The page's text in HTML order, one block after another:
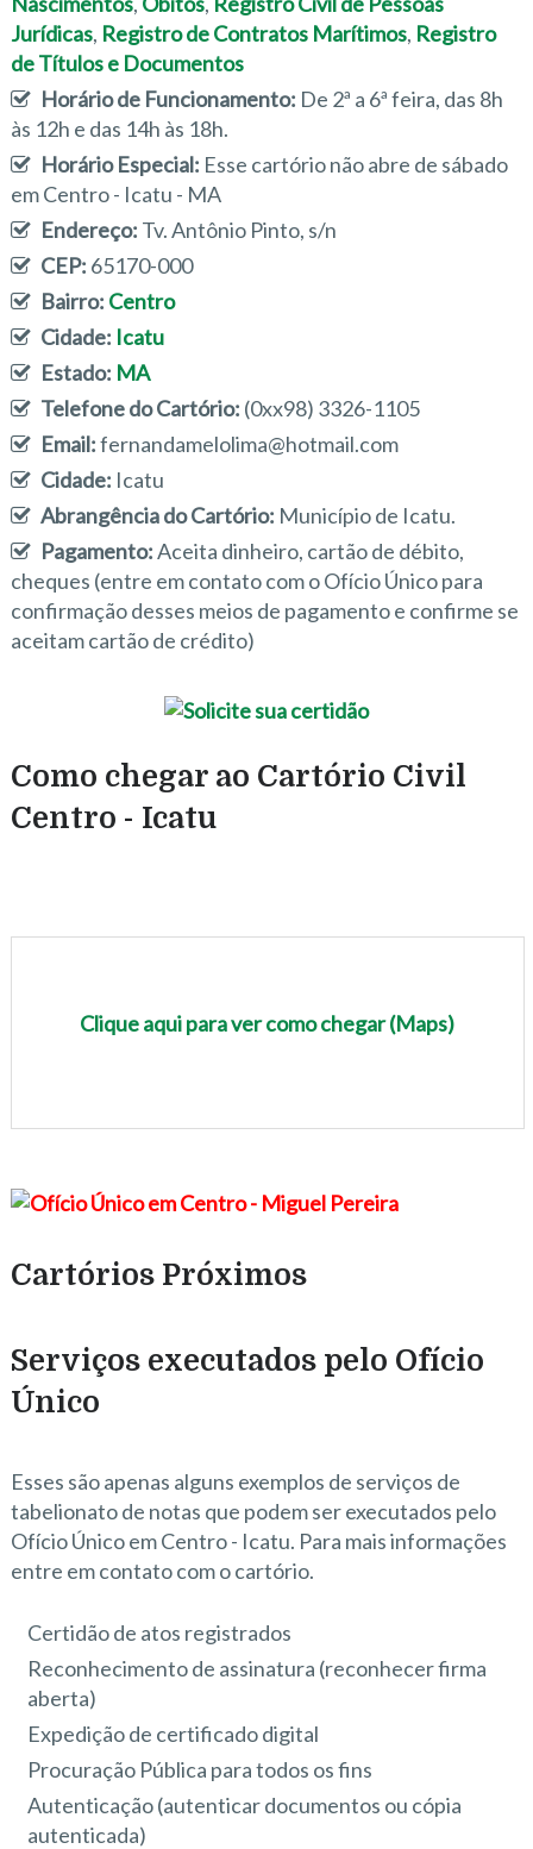
Jurídicas, Registro de Contratos Marítimos, Registro
de Títulos e Documentos
Horário de Funcionamento: De 2ª a 6ª feira, das 8h
às 12h e das 14h às 18h.
Horário Especial: Esse cartório não abre de sábado
em Centro - Icatu - MA
Endereço: Tv. Antônio Pinto, s/n
CEP: 65170-000
Bairro: Centro
Cidade: Icatu
Estado: MA
Telefone do Cartório: (0xx98) 3326-1105
Email:fernandamelolima@hotmail.com
Cidade: Icatu
Abrangência do Cartório: Município de Icatu.
Pagamento:Aceita dinheiro, cartão de débito,
cheques (entre em contato com o Ofício Único para
confirmação desses meios de pagamento e confirme se
aceitam cartão de crédito)
Como chegar ao Cartório Civil
Centro - Icatu
Clique aqui para ver como chegar (Maps)
Cartórios Próximos
Serviços executados pelo Ofício
Único
Esses são apenas alguns exemplos de serviços de
tabelionato de notas que podem ser executados pelo
Ofício Único em Centro - Icatu. Para mais informações
entre em contato com o cartório.
Certidão de atos registrados
Reconhecimento de assinatura (reconhecer firma
aberta)
Expedição de certificado digital
Procuração Pública para todos os fins
Autenticação (autenticar documentos ou cópia
autenticada)